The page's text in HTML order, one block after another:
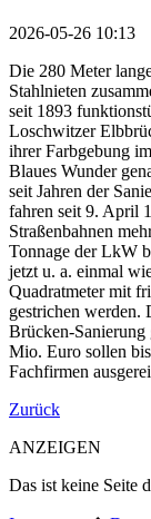
2026-05-26 10:13
Die 280 Meter
Stahlnieten
seit 1893
Loschwitzer
ihrer Farbgebung
Blaues Wunder
seit Jahren der
fahren seit 9. April
Straßenbahnen
Tonnage der LkW
jetzt u. a. einmal
Quadratmeter mit
gestrichen werden.
Brücken-Sanierung
Mio. Euro sollen
Fachfirmen
Zurück
ANZEIGEN
Das ist keine Seite